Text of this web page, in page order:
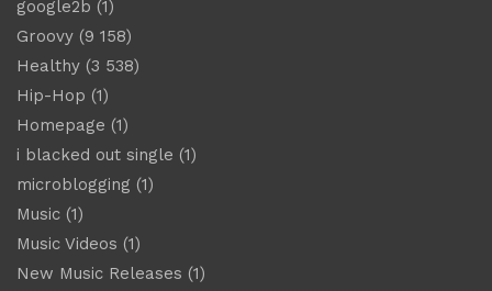
google2b (1)
Groovy (9 158)
Healthy (3 538)
Hip-Hop (1)
Homepage (1)
i blacked out single (1)
microblogging (1)
Music (1)
Music Videos (1)
New Music Releases (1)